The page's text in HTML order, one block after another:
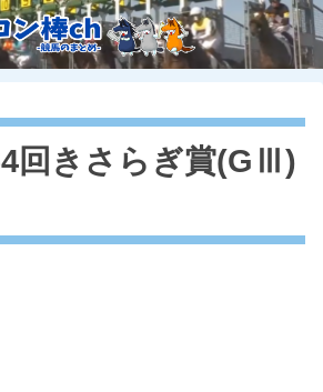
回きさらぎ賞(GⅢ)